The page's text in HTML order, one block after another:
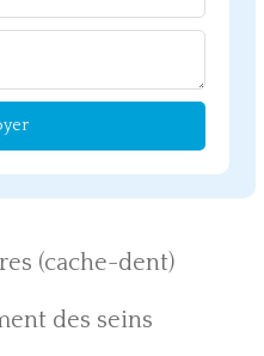
(cache-dent)
des seins